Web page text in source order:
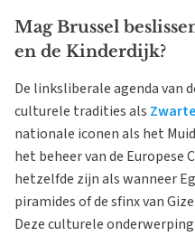
Mag Brussel
en de Kinderdijk?
De linksliberale agenda van
culturele tradities als
nationale iconen als het
het beheer van de Europese
hetzelfde zijn als wanneer
piramides of de sfinx van
Deze culturele